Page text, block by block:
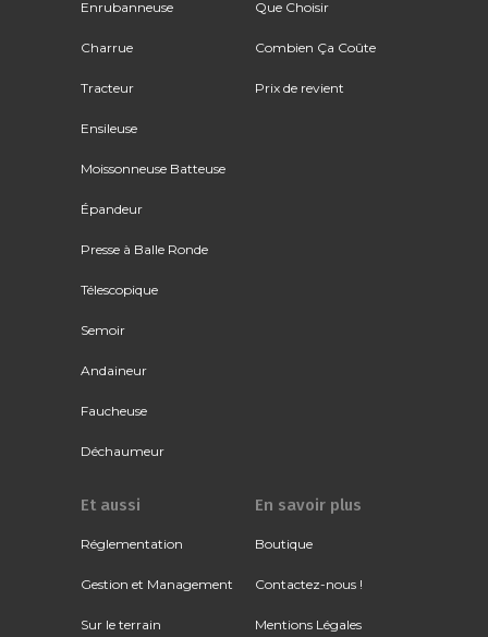
Enrubanneuse
Charrue
Tracteur
Ensileuse
Moissonneuse Batteuse
Épandeur
Presse à Balle Ronde
Télescopique
Semoir
Andaineur
Faucheuse
Déchaumeur
Que Choisir
Combien Ça Coûte
Prix de revient
Et aussi
Réglementation
Gestion et Management
Sur le terrain
En savoir plus
Boutique
Contactez-nous !
Mentions Légales